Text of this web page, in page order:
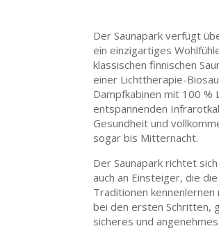
Der Saunapark verfügt
ein einzigartiges
klassischen finnischen
einer Lichttherapie-
Dampfkabinen mit 100 %
entspannenden
Gesundheit und
sogar bis Mitternacht.
Der Saunapark richtet
auch an Einsteiger, die
Traditionen
bei den ersten Schritten,
sicheres und